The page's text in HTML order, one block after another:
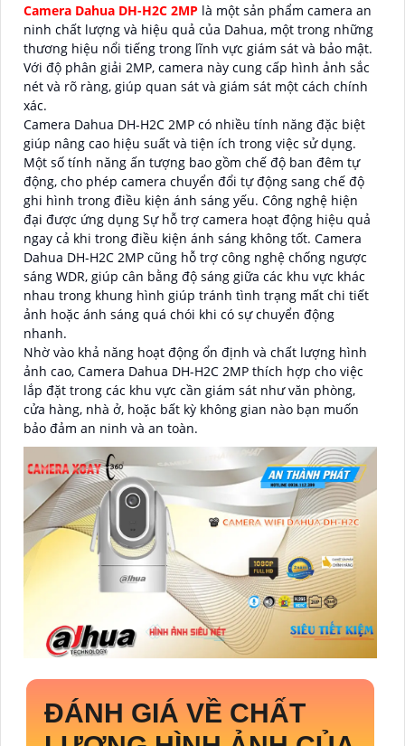
Camera Dahua DH-H2C 2MP là một sản phẩm camera an
ninh chất lượng và hiệu quả của Dahua, một trong những
thương hiệu nổi tiếng trong lĩnh vực giám sát và bảo mật.
Với độ phân giải 2MP, camera này cung cấp hình ảnh sắc
nét và rõ ràng, giúp quan sát và giám sát một cách chính
xác.
Camera Dahua DH-H2C 2MP có nhiều tính năng đặc biệt
giúp nâng cao hiệu suất và tiện ích trong việc sử dụng.
Một số tính năng ấn tượng bao gồm chế độ ban đêm tự
động, cho phép camera chuyển đổi tự động sang chế độ
ghi hình trong điều kiện ánh sáng yếu. Công nghệ hiện
đại được ứng dụng Sự hỗ trợ camera hoạt động hiệu quả
ngay cả khi trong điều kiện ánh sáng không tốt. Camera
Dahua DH-H2C 2MP cũng hỗ trợ công nghệ chống ngược
sáng WDR, giúp cân bằng độ sáng giữa các khu vực khác
nhau trong khung hình giúp tránh tình trạng mất chi tiết
ảnh hoặc ánh sáng quá chói khi có sự chuyển động
nhanh.
Nhờ vào khả năng hoạt động ổn định và chất lượng hình
ảnh cao, Camera Dahua DH-H2C 2MP thích hợp cho việc
lắp đặt trong các khu vực cần giám sát như văn phòng,
cửa hàng, nhà ở, hoặc bất kỳ không gian nào bạn muốn
bảo đảm an ninh và an toàn.
ĐÁNH GIÁ VỀ CHẤT